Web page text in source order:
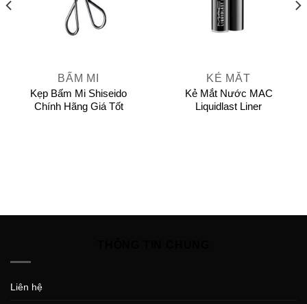
BẤM MI
Kẹp Bấm Mi Shiseido
Chính Hãng Giá Tốt
KẺ MẮT
Kẻ Mắt Nước MAC
Liquidlast Liner
Liên hệ